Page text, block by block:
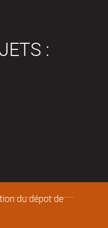
du dépot de
: